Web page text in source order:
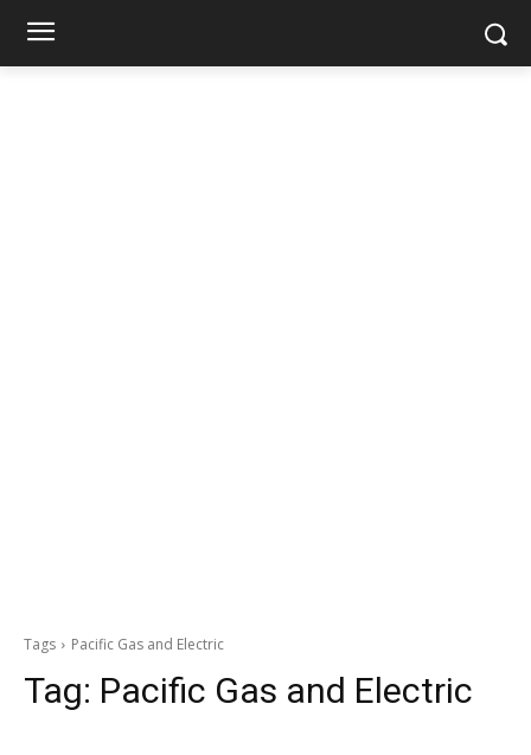
Tags Pacific Gas and Electric
Tag: Pacific Gas and Electric